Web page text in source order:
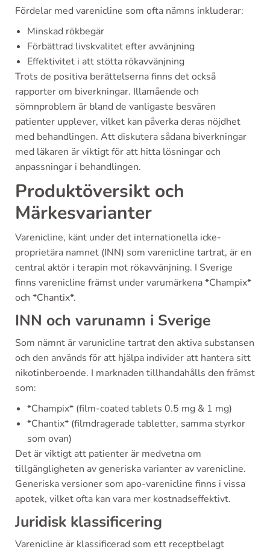
Fördelar med varenicline som ofta nämns inkluderar:
Minskad rökbegär
Förbättrad livskvalitet efter avvänjning
Effektivitet i att stötta rökavvänjning
Trots de positiva berättelserna finns det också
rapporter om biverkningar. Illamående och
sömnproblem är bland de vanligaste besvären
patienter upplever, vilket kan påverka deras nöjdhet
med behandlingen. Att diskutera sådana biverkningar
med läkaren är viktigt för att hitta lösningar och
anpassningar i behandlingen.
Produktöversikt och
Märkesvarianter
Varenicline, känt under det internationella icke-
proprietära namnet (INN) som varenicline tartrat, är en
central aktör i terapin mot rökavvänjning. I Sverige
finns varenicline främst under varumärkena *Champix*
och *Chantix*.
INN och varunamn i Sverige
Som nämnt är varunicline tartrat den aktiva substansen
och den används för att hjälpa individer att hantera sitt
nikotinberoende. I marknaden tillhandahålls den främst
som:
*Champix* (film-coated tablets 0.5 mg & 1 mg)
*Chantix* (filmdragerade tabletter, samma styrkor
som ovan)
Det är viktigt att patienter är medvetna om
tillgängligheten av generiska varianter av varenicline.
Generiska versioner som apo-varenicline finns i vissa
apotek, vilket ofta kan vara mer kostnadseffektivt.
Juridisk klassificering
Varenicline är klassificerad som ett receptbelagt